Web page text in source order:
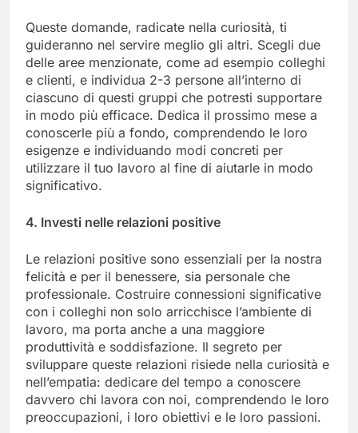
Queste domande, radicate nella curiosità, ti
guideranno nel servire meglio gli altri. Scegli due
delle aree menzionate, come ad esempio colleghi
e clienti, e individua 2-3 persone all’interno di
ciascuno di questi gruppi che potresti supportare
in modo più efficace. Dedica il prossimo mese a
conoscerle più a fondo, comprendendo le loro
esigenze e individuando modi concreti per
utilizzare il tuo lavoro al fine di aiutarle in modo
significativo.
4. Investi nelle relazioni positive
Le relazioni positive sono essenziali per la nostra
felicità e per il benessere, sia personale che
professionale. Costruire connessioni significative
con i colleghi non solo arricchisce l’ambiente di
lavoro, ma porta anche a una maggiore
produttività e soddisfazione. Il segreto per
sviluppare queste relazioni risiede nella curiosità e
nell’empatia: dedicare del tempo a conoscere
davvero chi lavora con noi, comprendendo le loro
preoccupazioni, i loro obiettivi e le loro passioni.